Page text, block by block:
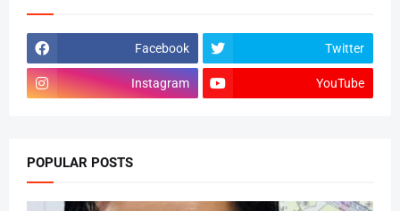
Facebook Twitter
Instagram YouTube
POPULAR POSTS